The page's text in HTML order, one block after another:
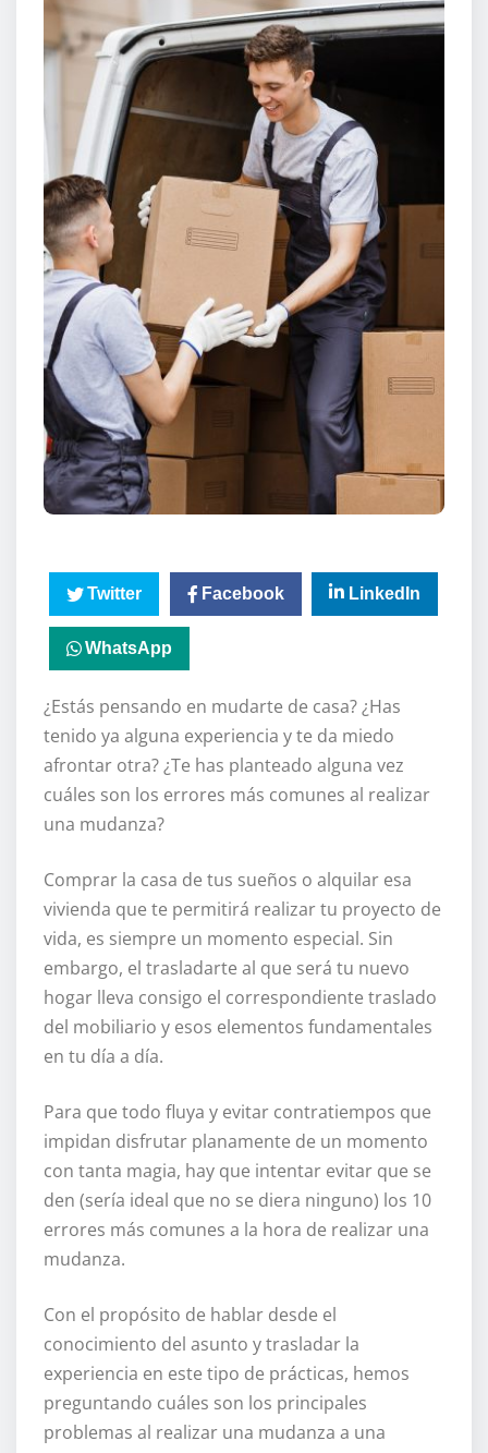
Twitter Facebook LinkedIn
WhatsApp
¿Estás pensando en mudarte de casa? ¿Has
tenido ya alguna experiencia y te da miedo
afrontar otra? ¿Te has planteado alguna vez
cuáles son los errores más comunes al realizar
una mudanza?
Comprar la casa de tus sueños o alquilar esa
vivienda que te permitirá realizar tu proyecto de
vida, es siempre un momento especial. Sin
embargo, el trasladarte al que será tu nuevo
hogar lleva consigo el correspondiente traslado
del mobiliario y esos elementos fundamentales
en tu día a día.
Para que todo fluya y evitar contratiempos que
impidan disfrutar planamente de un momento
con tanta magia, hay que intentar evitar que se
den (sería ideal que no se diera ninguno) los 10
errores más comunes a la hora de realizar una
mudanza.
Con el propósito de hablar desde el
conocimiento del asunto y trasladar la
experiencia en este tipo de prácticas, hemos
preguntando cuáles son los principales
problemas al realizar una mudanza a una